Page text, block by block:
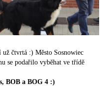
už čtvrtá :) Město Sosnowiec
se podařilo vyběhat ve třídě
BOB a BOG 4 :)